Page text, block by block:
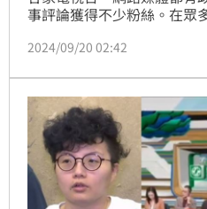
事評論獲得不少粉絲。在眾
事評論員前10名網路聲量排
媒體人黃暐瀚則位居第二、
2024/09/20 02:42